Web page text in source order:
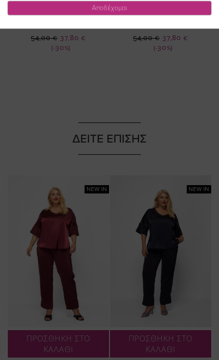
Παντελόνι scuba με ρεβέρ σε
(-30%)
Ειδική
Τιμή
37,80 €
54,00 €
Παντελόνι scuba με ρεβέρ σε
(-30%)
Ειδική
Τιμή
37,80 €
54,00 €
NEW IN
ΠΡΟΣΘΗΚΗ ΣΤΟ
ΚΑΛΑΘΙ
NEW IN
ΠΡΟΣΘΗΚΗ ΣΤΟ
ΚΑΛΑΘΙ
ΔΕΙΤΕ ΕΠΙΣΗΣ
Αποδέχομαι